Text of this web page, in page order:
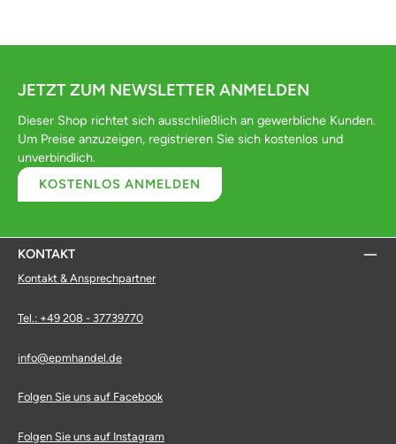
JETZT ZUM NEWSLETTER ANMELDEN
Dieser Shop richtet sich ausschließlich an gewerbliche Kunden.
Um Preise anzuzeigen, registrieren Sie sich kostenlos und
unverbindlich.
KOSTENLOS ANMELDEN
KONTAKT
Kontakt & Ansprechpartner
Tel.: +49 208 - 37739770
info@epmhandel.de
Folgen Sie uns auf Facebook
Folgen Sie uns auf Instagram